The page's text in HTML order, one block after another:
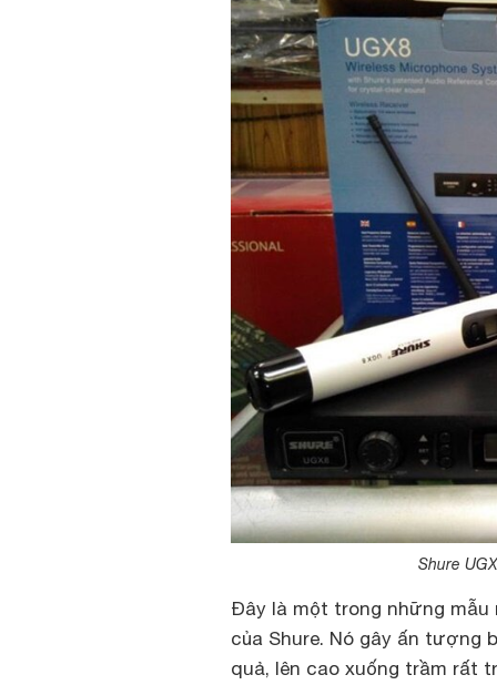
Shure
Đây là một trong những
của Shure. Nó gây ấn tượng
quả, lên cao xuống trầm rất